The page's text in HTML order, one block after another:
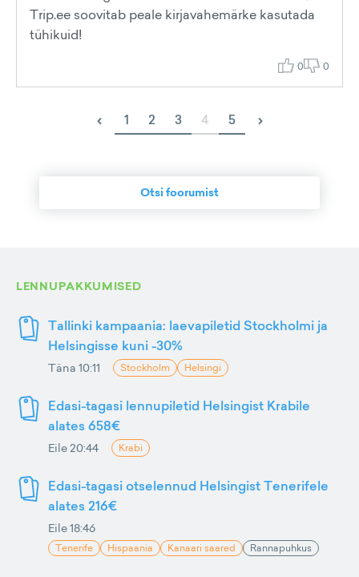
Trip.ee soovitab peale kirjavahemärke kasutada
tühikuid!
0 0
‹ 1 2 3 4 5 ›
Otsi foorumist
LENNUPAKKUMISED
Tallinki kampaania: laevapiletid Stockholmi ja
Helsingisse kuni -30%
Täna 10:11 Stockholm Helsingi
Edasi-tagasi lennupiletid Helsingist Krabile
alates 658€
Eile 20:44 Krabi
Edasi-tagasi otselennud Helsingist Tenerifele
alates 216€
Eile 18:46
Tenerife Hispaania Kanaari saared Rannapuhkus